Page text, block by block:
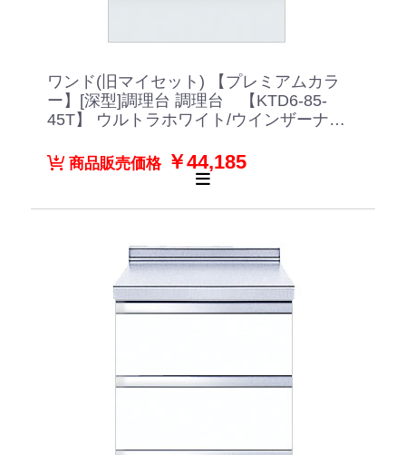
ワンド(旧マイセット) 【プレミアムカラ
ー】[深型]調理台 調理台 【KTD6-85-
45T】 ウルトラホワイト/ウインザーナッ
ックストーン
商品販売価格￥44,185